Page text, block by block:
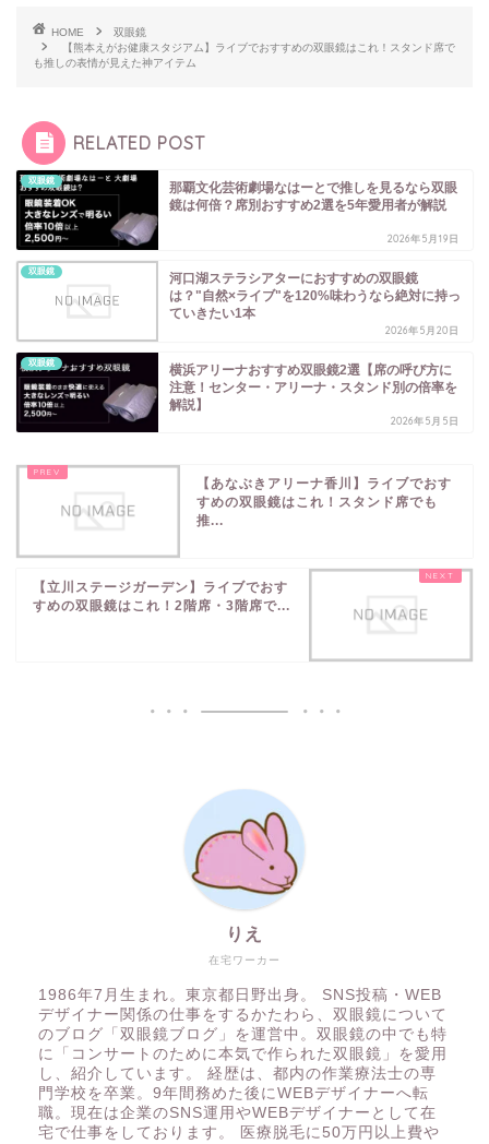
HOME
双眼鏡
【熊本えがお健康スタジアム】ライブでおすすめの双眼鏡はこれ！スタンド席で
も推しの表情が見えた神アイテム
RELATED POST
双眼鏡
那覇文化芸術劇場なはーとで推しを見るなら双眼
鏡は何倍？席別おすすめ2選を5年愛用者が解説
2026年5月19日
双眼鏡
河口湖ステラシアターにおすすめの双眼鏡
は？"自然×ライブ"を120%味わうなら絶対に持っ
ていきたい1本
2026年5月20日
双眼鏡
横浜アリーナおすすめ双眼鏡2選【席の呼び方に
注意！センター・アリーナ・スタンド別の倍率を
解説】
2026年5月5日
【あなぶきアリーナ香川】ライブでおす
すめの双眼鏡はこれ！スタンド席でも
推...
【立川ステージガーデン】ライブでおす
すめの双眼鏡はこれ！2階席・3階席で...
在宅ワーカー
りえ
1986年7月生まれ。東京都日野出身。 SNS投稿・WEB
デザイナー関係の仕事をするかたわら、双眼鏡について
のブログ「双眼鏡ブログ」を運営中。双眼鏡の中でも特
に「コンサートのために本気で作られた双眼鏡」を愛用
し、紹介しています。 経歴は、都内の作業療法士の専
門学校を卒業。9年間務めた後にWEBデザイナーへ転
職。現在は企業のSNS運用やWEBデザイナーとして在
宅で仕事をしております。 医療脱毛に50万円以上費や